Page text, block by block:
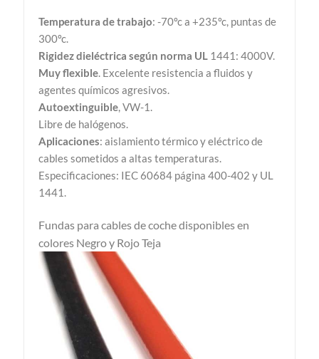
Temperatura de trabajo: -70ºc a +235ºc, puntas de
300ºc.
Rigidez dieléctrica según norma UL1441: 4000V.
Muy flexible. Excelente resistencia a fluidos y
agentes químicos agresivos.
Autoextinguible, VW-1.
Libre de halógenos.
Aplicaciones: aislamiento térmico y eléctrico de
cables sometidos a altas temperaturas.
Especificaciones: IEC 60684 página 400-402 y UL
1441.
Fundas para cables de coche disponibles en
colores Negro y Rojo Teja